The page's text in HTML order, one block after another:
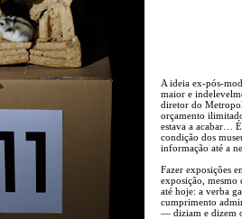
A ideia ex-pós-
maior e
diretor do
orçamento
estava a acabar…
condição dos
informação até a
Fazer exposições
exposição, mesmo
até hoje: a verba
cumprimento
— diziam e dizem